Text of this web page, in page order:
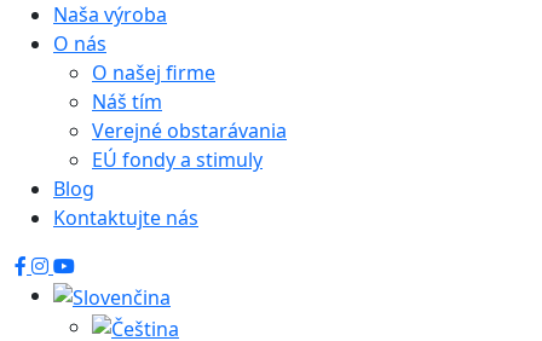
Naša výroba
O nás
O našej firme
Náš tím
Verejné obstarávania
EÚ fondy a stimuly
Blog
Kontaktujte nás